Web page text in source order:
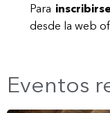
Para
desde la web
Eventos